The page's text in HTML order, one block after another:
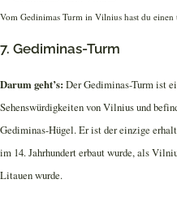
Vom Gedinimas Turm in Vilnius hast du
7. Gediminas-Turm
Darum geht’s: Der Gediminas-Turm ist
Sehenswürdigkeiten von Vilnius und
Gediminas-Hügel. Er ist der einzige
im 14. Jahrhundert erbaut wurde, als
Litauen wurde.